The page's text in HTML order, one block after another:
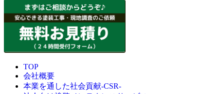
TOP
会社概要
本業を通した社会貢献-CSR-